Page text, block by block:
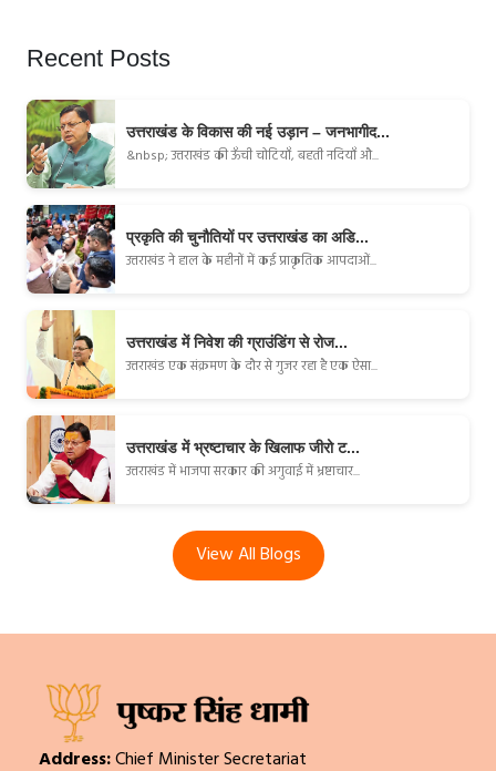
Recent Posts
उत्तराखंड के विकास की नई उड़ान – जनभागीद...
&nbsp; उत्तराखंड की ऊँची चोटियाँ, बहती नदियाँ औ...
प्रकृति की चुनौतियों पर उत्तराखंड का अडि...
उत्तराखंड ने हाल के महीनों में कई प्राकृतिक आपदाओं...
उत्तराखंड में निवेश की ग्राउंडिंग से रोज...
उत्तराखंड एक संक्रमण के दौर से गुजर रहा है एक ऐसा...
उत्तराखंड में भ्रष्टाचार के खिलाफ जीरो ट...
उत्तराखंड में भाजपा सरकार की अगुवाई में भ्रष्टाचार...
View All Blogs
Address:Chief Minister Secretariat